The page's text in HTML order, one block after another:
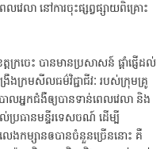
េលវេលា នៅការចុះផ្សព្វផ្សាយពិគ្រោះ
តក្រចេះ បានមានប្រសាសន៍ ផ្ដាំផ្ញើដល់
រឹងក្រមសីលធម៌វិជ្ជាជីវៈ របស់ក្រុមគ្រូ
ាលអ្នកជំងឺឲ្យបានទាន់ពេលវេលា និង
រធានមន្ទីរទេសចណ៍ ដើម្បី
ងកម្សានឲបានចំនួនច្រើននោះ គឺ